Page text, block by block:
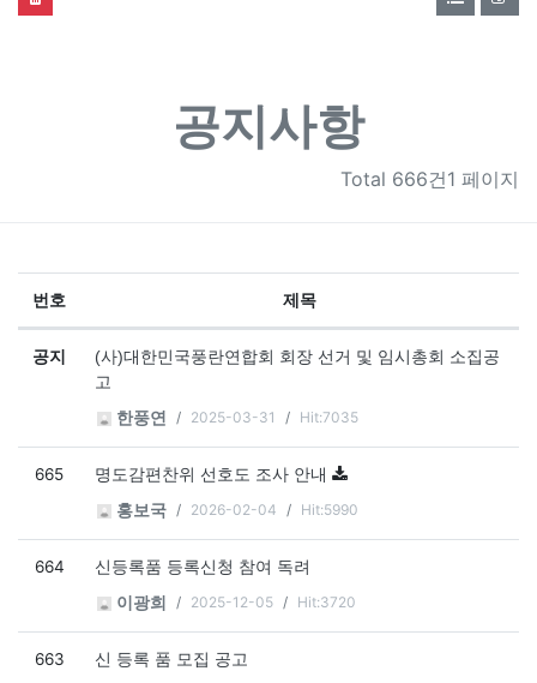
공지사항
Total 666건1 페이지
번호 제목
공지
(사)대한민국풍란연합회 회장 선거 및 임시총회 소집공
고
한풍연
2025-03-31 Hit:7035
665
명도감편찬위 선호도 조사 안내
홍보국
2026-02-04 Hit:5990
664
신등록품 등록신청 참여 독려
이광희
2025-12-05 Hit:3720
663
신 등록 품 모집 공고